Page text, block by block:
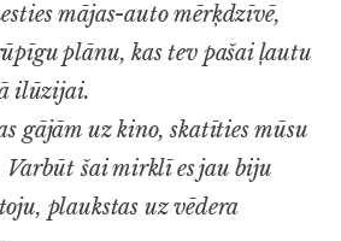
mājas-auto mērķdzīvē,
plānu, kas tev pašai ļautu
ilūzijai.
gājām uz kino, skatīties mūsu
šai mirklī es jau biju
plaukstas uz vēdera